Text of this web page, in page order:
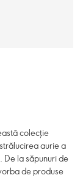
colecție
aurie a
De la săpunuri de
de produse